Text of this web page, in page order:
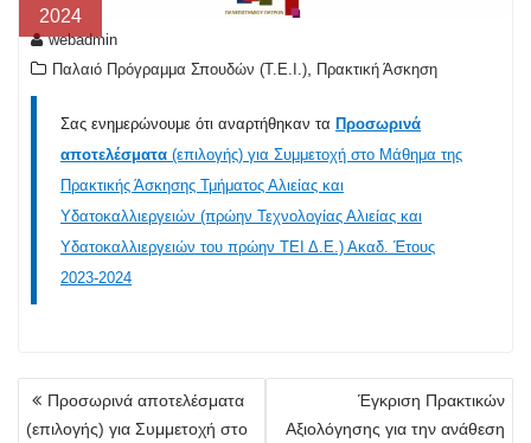
2024
webadmin
Παλαιό Πρόγραμμα Σπουδών (T.E.I.)
Πρακτική Άσκηση
Σας ενημερώνουμε ότι αναρτήθηκαν τα Προσωρινά
αποτελέσματα (επιλογής) για Συμμετοχή στο Μάθημα της
Πρακτικής Άσκησης Τμήματος Αλιείας και
Υδατοκαλλιεργειών (πρώην Τεχνολογίας Αλιείας και
Υδατοκαλλιεργειών του πρώην ΤΕΙ Δ.Ε.) Ακαδ. Έτους
2023-2024
Πλοήγηση
άρθρων
Προσωρινά αποτελέσματα
(επιλογής) για Συμμετοχή στο
Έγκριση Πρακτικών
Αξιολόγησης για την ανάθεση